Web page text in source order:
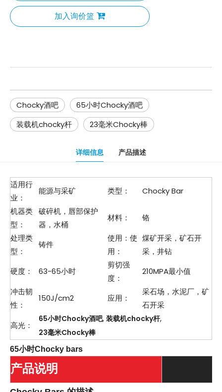
加入询价篮
Chocky酒吧
65小时Chocky酒吧
装载机chocky杆
23毫米Chocky棒
详细信息 产品描述
适用行
业：
能源与采矿 类型：
Chocky Bar
机器类
型：
破碎机，唇部保护
器，水桶
材料：
铬
处理类
型：
铸件
使用：使
用：
煤矿开采，矿石开
采，井钻
硬度：
63-65小时
剪切强
度：
210MPA最小值
冲击韧
性：
150J/cm2 应用：
采石场，水泥厂，矿
石开采
高光：
65小时Chocky酒吧, 装载机chocky杆,
23毫米Chocky棒
65小时Chocky bars
产品说明